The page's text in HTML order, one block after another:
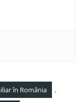
în România ,